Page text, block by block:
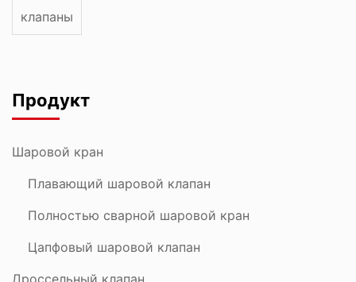
клапаны
Продукт
Шаровой кран
Плавающий шаровой клапан
Полностью сварной шаровой кран
Цапфовый шаровой клапан
Дроссельный клапан